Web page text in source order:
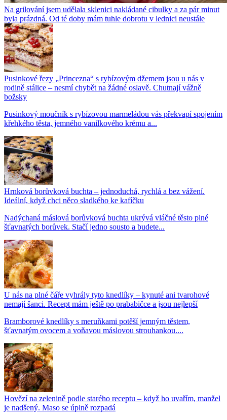
Na grilování jsem udělala sklenici nakládané cibulky a za pár minut
byla prázdná. Od té doby mám tuhle dobrotu v lednici neustále
Pusinkové řezy „Princezna“ s rybízovým džemem jsou u nás v
rodině stálice – nesmí chybět na žádné oslavě. Chutnají vážně
božsky
Pusinkový moučník s rybízovou marmeládou vás překvapí spojením
křehkého těsta, jemného vanilkového krému a...
Hrnková borůvková buchta – jednoduchá, rychlá a bez vážení.
Ideální, když chci něco sladkého ke kafíčku
Nadýchaná máslová borůvková buchta ukrývá vláčné těsto plné
šťavnatých borůvek. Stačí jedno sousto a budete...
U nás na plné čáře vyhrály tyto knedlíky – kynuté ani tvarohové
nemají šanci. Recept mám ještě po prababičce a jsou nejlepší
Bramborové knedlíky s meruňkami potěší jemným těstem,
šťavnatým ovocem a voňavou máslovou strouhankou....
Hovězí na zelenině podle starého receptu – když ho uvařím, manžel
je nadšený. Maso se úplně rozpadá